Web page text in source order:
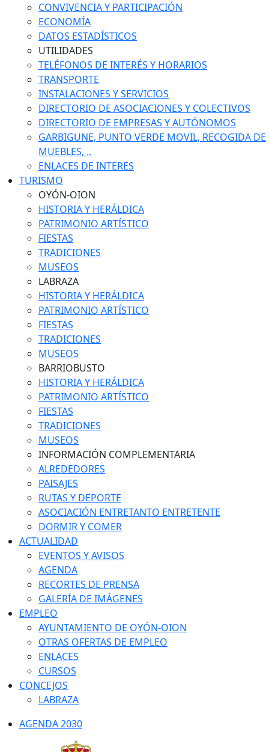
CONVIVENCIA Y PARTICIPACIÓN
ECONOMÍA
DATOS ESTADÍSTICOS
UTILIDADES
TELÉFONOS DE INTERÉS Y HORARIOS
TRANSPORTE
INSTALACIONES Y SERVICIOS
DIRECTORIO DE ASOCIACIONES Y COLECTIVOS
DIRECTORIO DE EMPRESAS Y AUTÓNOMOS
GARBIGUNE, PUNTO VERDE MOVIL, RECOGIDA DE
MUEBLES, ..
ENLACES DE INTERES
TURISMO
OYÓN-OION
HISTORIA Y HERÁLDICA
PATRIMONIO ARTÍSTICO
FIESTAS
TRADICIONES
MUSEOS
LABRAZA
HISTORIA Y HERÁLDICA
PATRIMONIO ARTÍSTICO
FIESTAS
TRADICIONES
MUSEOS
BARRIOBUSTO
HISTORIA Y HERÁLDICA
PATRIMONIO ARTÍSTICO
FIESTAS
TRADICIONES
MUSEOS
INFORMACIÓN COMPLEMENTARIA
ALREDEDORES
PAISAJES
RUTAS Y DEPORTE
ASOCIACIÓN ENTRETANTO ENTRETENTE
DORMIR Y COMER
ACTUALIDAD
EVENTOS Y AVISOS
AGENDA
RECORTES DE PRENSA
GALERÍA DE IMÁGENES
EMPLEO
AYUNTAMIENTO DE OYÓN-OION
OTRAS OFERTAS DE EMPLEO
ENLACES
CURSOS
CONCEJOS
LABRAZA
AGENDA 2030